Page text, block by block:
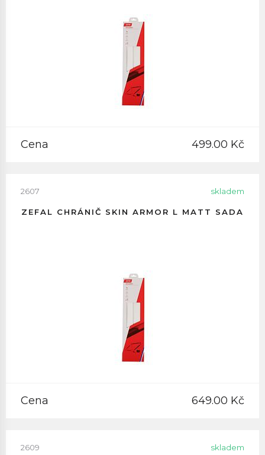
Cena 499.00 Kč
2607 skladem
ZEFAL CHRÁNIČ SKIN ARMOR L MATT SADA
Cena 649.00 Kč
2609 skladem